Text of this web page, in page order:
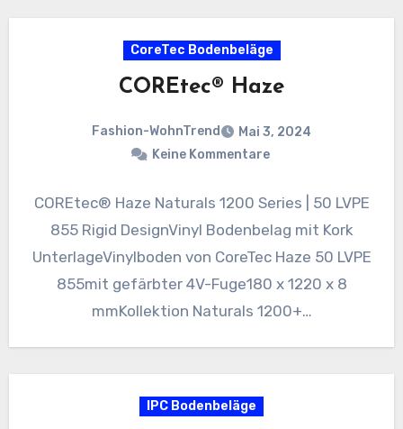
CoreTec Bodenbeläge
COREtec® Haze
Fashion-WohnTrend
Mai 3, 2024
Keine Kommentare
COREtec® Haze Naturals 1200 Series | 50 LVPE
855 Rigid DesignVinyl Bodenbelag mit Kork
UnterlageVinylboden von CoreTec Haze 50 LVPE
855mit gefärbter 4V-Fuge180 x 1220 x 8
mmKollektion Naturals 1200+…
IPC Bodenbeläge